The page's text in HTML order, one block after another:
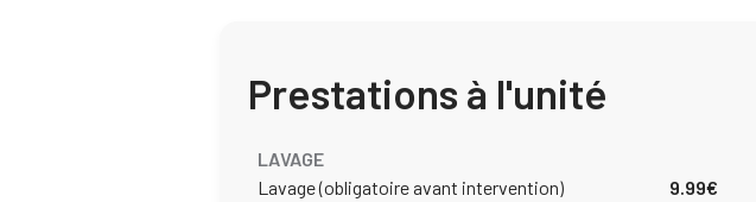
Prestations à l'unité
LAVAGE
Lavage (obligatoire avant intervention)
9.99€